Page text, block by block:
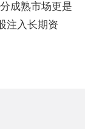
成熟市场更是
注入长期资